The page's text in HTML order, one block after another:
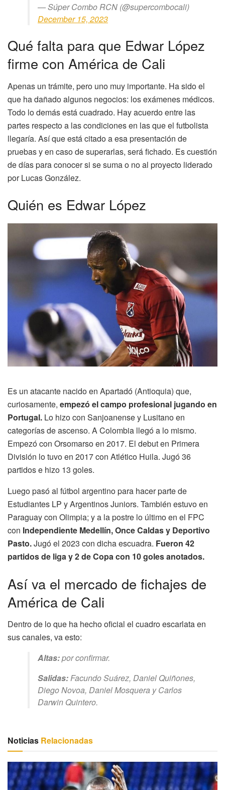
— Súper Combo RCN (@supercombocali)
December 15, 2023
Qué falta para que Edwar López
firme con América de Cali
Apenas un trámite, pero uno muy importante. Ha sido el
que ha dañado algunos negocios: los exámenes médicos.
Todo lo demás está cuadrado. Hay acuerdo entre las
partes respecto a las condiciones en las que el futbolista
llegaría. Así que está citado a esa presentación de
pruebas y en caso de superarlas, será fichado. Es cuestión
de días para conocer si se suma o no al proyecto liderado
por Lucas González.
Quién es Edwar López
Es un atacante nacido en Apartadó (Antioquia) que,
curiosamente, empezó el campo profesional jugando en
Portugal. Lo hizo con Sanjoanense y Lusitano en
categorías de ascenso. A Colombia llegó a lo mismo.
Empezó con Orsomarso en 2017. El debut en Primera
División lo tuvo en 2017 con Atlético Huila. Jugó 36
partidos e hizo 13 goles.
Luego pasó al fútbol argentino para hacer parte de
Estudiantes LP y Argentinos Juniors. También estuvo en
Paraguay con Olimpia; y a la postre lo último en el FPC
con Independiente Medellín, Once Caldas y Deportivo
Pasto.Jugó el 2023 con dicha escuadra. Fueron 42
partidos de liga y 2 de Copa con 10 goles anotados.
Así va el mercado de fichajes de
América de Cali
Dentro de lo que ha hecho oficial el cuadro escarlata en
sus canales, va esto:
Altas:por confirmar.
Salidas:Facundo Suárez, Daniel Quiñones,
Diego Novoa, Daniel Mosquera y Carlos
Darwin Quintero.
Noticias Relacionadas